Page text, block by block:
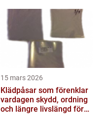
15 mars 2026
Klädpåsar som förenklar
vardagen skydd, ordning
och längre livslängd för